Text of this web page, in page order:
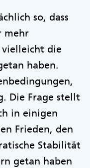
so, dass
mehr
vielleicht die
haben.
Die Frage stellt
in einigen
Frieden, den
Stabilität
getan haben